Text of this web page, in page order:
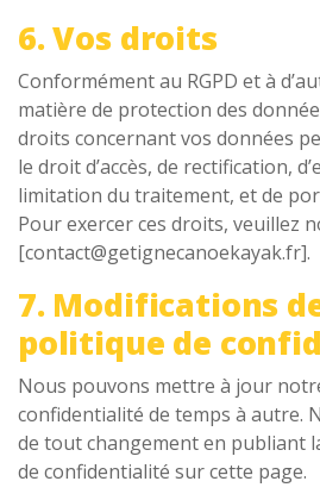
6. Vos droits
Conformément au RGPD et à
matière de protection des
droits concernant vos données
le droit d’accès, de rectification,
limitation du traitement, et de
Pour exercer ces droits, veuillez
[contact@getignecanoekayak.fr].
7. Modifications
politique de
Nous pouvons mettre à jour
confidentialité de temps à autre.
de tout changement en publiant
de confidentialité sur cette page.